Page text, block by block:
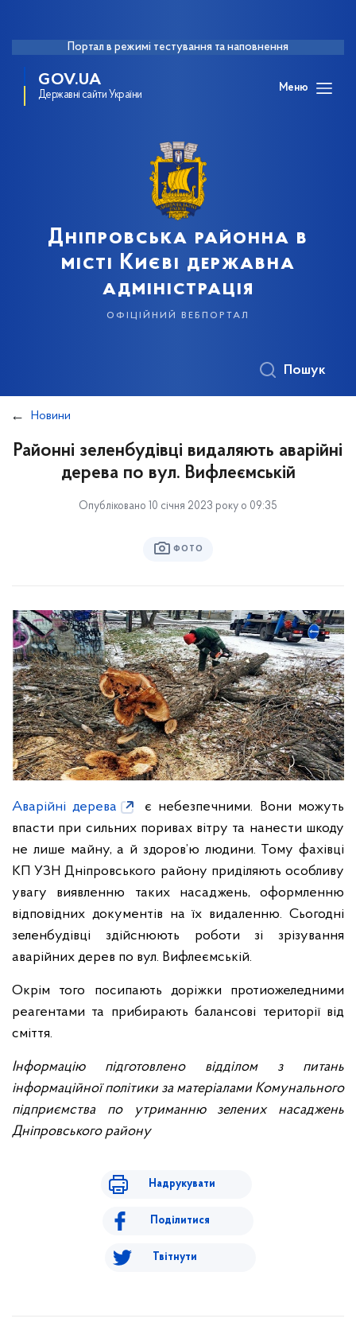
Портал в режимі тестування та наповнення
GOV.UA
Державні сайти України
Меню
Дніпровська районна в
місті Києві державна
адміністрація
офіційний вебпортал
Пошук
Новини
Районні зеленбудівці видаляють аварійні
дерева по вул. Вифлеємській
Опубліковано 10 січня 2023 року о 09:35
ФОТО
Аварійні дерева
є небезпечними. Вони можуть
впасти при сильних поривах вітру та нанести шкоду
не лише майну, а й здоров’ю людини. Тому фахівці
КП УЗН Дніпровського району приділяють особливу
увагу виявленню таких насаджень, оформленню
відповідних документів на їх видаленню. Сьогодні
зеленбудівці здійснюють роботи зі зрізування
аварійних дерев по вул. Вифлеємській.
Окрім того посипають доріжки протиожеледними
реагентами та прибирають балансові території від
сміття.
Інформацію підготовлено відділом з питань
інформаційної політики за матеріалами Комунального
підприємства по утриманню зелених насаджень
Дніпровського району
Надрукувати
Поділитися
Твітнути